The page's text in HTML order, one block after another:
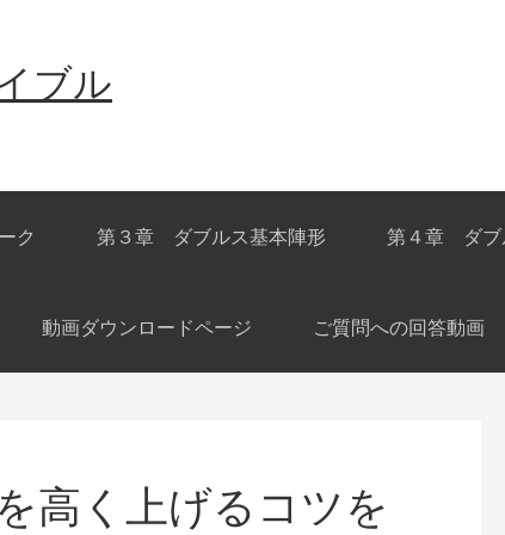
ブル
ク 第３章 ダブルス基本陣形 第４章 ダブ
動画ダウンロードページ ご質問への回答動画
高く上げるコツを